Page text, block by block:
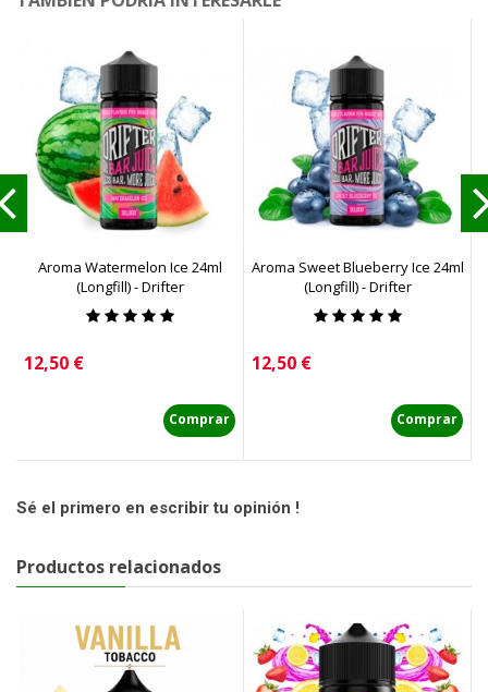
Aroma Watermelon Ice 24ml
(Longfill) - Drifter
Precio
12,50 €
Comprar
Aroma Sweet Blueberry Ice 24ml
(Longfill) - Drifter
Precio
12,50 €
Comprar
Sé el primero en escribir tu opinión !
Productos relacionados